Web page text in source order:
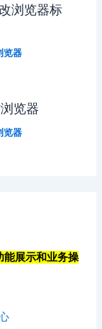
浏览器标
览器
览器
览器
展示和业务操